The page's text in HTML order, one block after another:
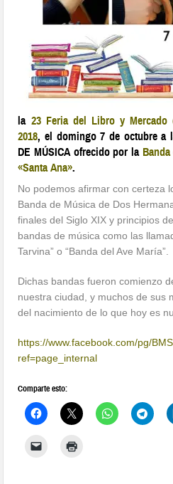
la 23 Feria del Libro y Mercado
2018, el domingo 7 de octubre a
DE MÚSICA ofrecido por la
«Santa Ana».
No podemos afirmar con certeza
Banda de Música de Dos
finales del Siglo XIX y principios
bandas de música como las
Tarvina” o “Banda del Ave María”.
Dichas bandas fueron comienzo
nuestra ciudad, y muchos de sus
del nacimiento de lo que hoy es
https://www.facebook.com/pg/
ref=page_internal
Comparte esto: